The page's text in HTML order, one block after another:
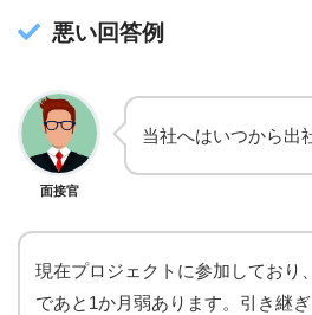
悪い回答例
面接官
当社へはいつから出
現在プロジェクトに参加しており
であと1か月弱あります。引き継